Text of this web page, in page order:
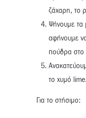
ζάχαρη, το
Ψήνουμε τα
αφήνουμε
πούδρα στο
το χυμό lime.
Για το στήσιμο: